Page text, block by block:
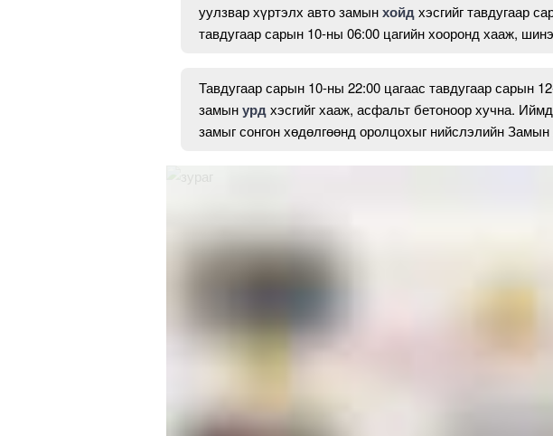
уулзвар хүртэлх авто замынхойдхэсгийг тавдугаар
тавдугаар сарын 10-ны 06:00 цагийн хооронд хааж,
Тавдугаар сарын 10-ны 22:00 цагаас тавдугаар сарын
замынурдхэсгийг хааж, асфальт бетоноор хучна.
замыг сонгон хөдөлгөөнд оролцохыг нийслэлийн Замын